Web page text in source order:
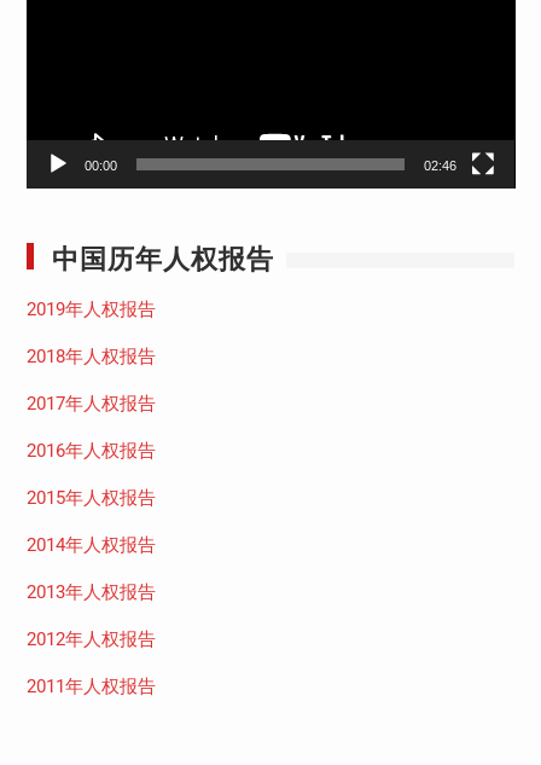
00:00 02:46
中国历年人权报告
2019年人权报告
2018年人权报告
2017年人权报告
2016年人权报告
2015年人权报告
2014年人权报告
2013年人权报告
2012年人权报告
2011年人权报告